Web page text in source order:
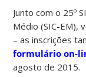
Junto com o 25º
Médio (SIC-EM),
– as inscrições
formulário on-
agosto de 2015.